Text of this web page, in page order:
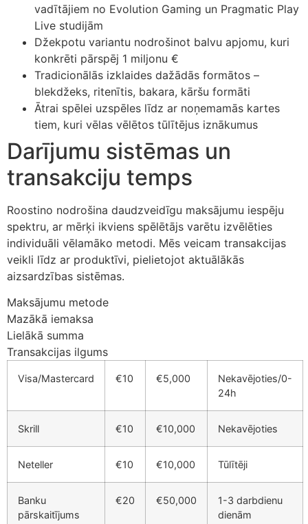
Hacklink
satın al
panel
panel
panel
panel
panel
panel
panel
panel
panel
panel
panel
panel
panel
panel
vadītājiem no Evolution Gaming un Pragmatic Play
Live studijām
Džekpotu variantu nodrošinot balvu apjomu, kuri
konkrēti pārspēj 1 miljonu €
Tradicionālās izklaides dažādās formātos –
blekdžeks, ritenītis, bakara, kāršu formāti
Ātrai spēlei uzspēles līdz ar noņemamās kartes
tiem, kuri vēlas vēlētos tūlītējus iznākumus
Darījumu sistēmas un
transakciju temps
Roostino nodrošina daudzveidīgu maksājumu iespēju
spektru, ar mērķi ikviens spēlētājs varētu izvēlēties
individuāli vēlamāko metodi. Mēs veicam transakcijas
veikli līdz ar produktīvi, pielietojot aktuālākās
aizsardzības sistēmas.
Maksājumu metode
Mazākā iemaksa
Lielākā summa
Transakcijas ilgums
Visa/Mastercard €10 €5,000
Nekavējoties/0-
24h
Skrill €10 €10,000 Nekavējoties
Neteller €10 €10,000 Tūlītēji
Banku
pārskaitījums
€20 €50,000
1-3 darbdienu
dienām